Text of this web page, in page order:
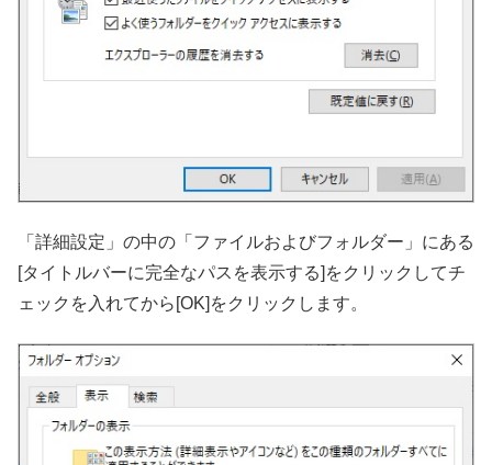
「詳細設定」の中の「ファイルおよびフォルダー」にある
[タイトルバーに完全なパスを表示する]をクリックしてチ
ェックを入れてから[OK]をクリックします。